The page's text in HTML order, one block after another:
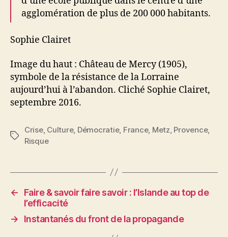
agglomération de plus de 200 000 habitants.
Sophie Clairet
Image du haut : Château de Mercy (1905),
symbole de la résistance de la Lorraine
aujourd’hui à l’abandon. Cliché Sophie Clairet,
septembre 2016.
Étiquettes
Crise, Culture, Démocratie, France, Metz Provence,
Risque
←
Faire & savoir faire savoir : l’Islande au top de
l’efficacité
→
Instantanés du front de la propagande